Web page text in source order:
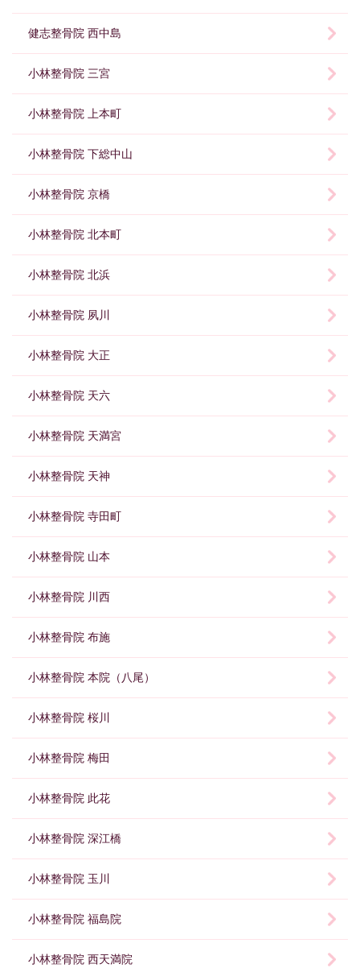
健志整骨院 西中島
小林整骨院 三宮
小林整骨院 上本町
小林整骨院 下総中山
小林整骨院 京橋
小林整骨院 北本町
小林整骨院 北浜
小林整骨院 夙川
小林整骨院 大正
小林整骨院 天六
小林整骨院 天満宮
小林整骨院 天神
小林整骨院 寺田町
小林整骨院 山本
小林整骨院 川西
小林整骨院 布施
小林整骨院 本院（八尾）
小林整骨院 桜川
小林整骨院 梅田
小林整骨院 此花
小林整骨院 深江橋
小林整骨院 玉川
小林整骨院 福島院
小林整骨院 西天満院